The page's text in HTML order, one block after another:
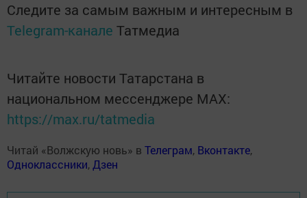
Следите за самым важным и интересным в
Telegram-канале Татмедиа
Читайте новости Татарстана в
национальном мессенджере MАХ:
https://max.ru/tatmedia
Читай «Волжскую новь» в Телеграм, Вконтакте,
Одноклассники, Дзен